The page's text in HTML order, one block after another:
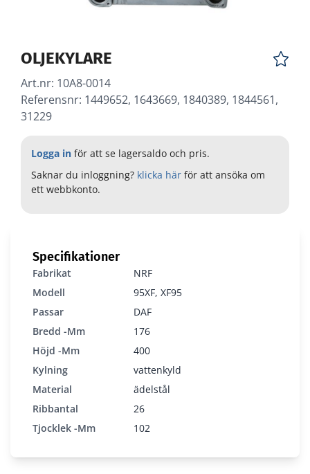
OLJEKYLARE
Art.nr: 10A8-0014
Referensnr: 1449652, 1643669, 1840389, 1844561,
31229
Logga in för att se lagersaldo och pris.
Saknar du inloggning? klicka här för att ansöka om
ett webbkonto.
Specifikationer
Fabrikat
NRF
Modell
95XF, XF95
Passar
DAF
Bredd -mm
176
Höjd -mm
400
Kylning
vattenkyld
Material
ädelstål
Ribbantal
26
Tjocklek -mm
102